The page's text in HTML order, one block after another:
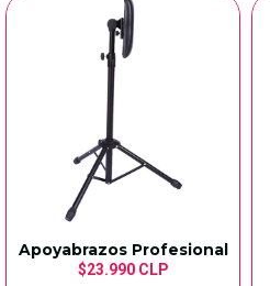
Apoyabrazos Profesional
$23.990 CLP